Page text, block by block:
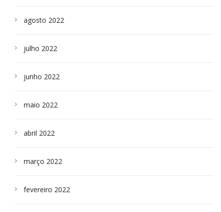
agosto 2022
julho 2022
junho 2022
maio 2022
abril 2022
março 2022
fevereiro 2022